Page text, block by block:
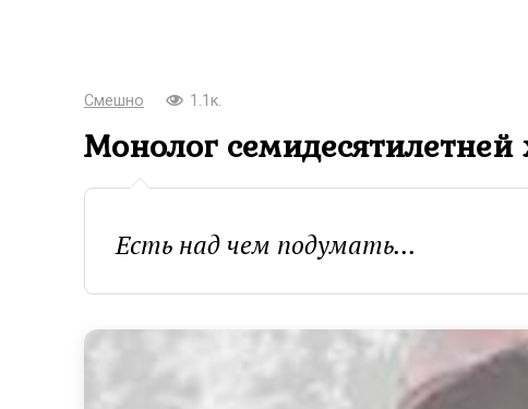
Смешно 1.1к.
Монолог
Есть над чем подумать...